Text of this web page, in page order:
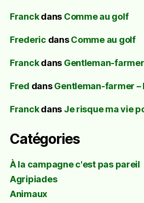
Franckdans Comme au golf
Frederic dansComme au golf
Franckdans Gentleman-
Fred dansGentleman-farmer –
Franckdans Je risque ma vie
Catégories
À la campagne c'est pas pareil
Agripiades
Animaux